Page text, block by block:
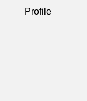
Profile